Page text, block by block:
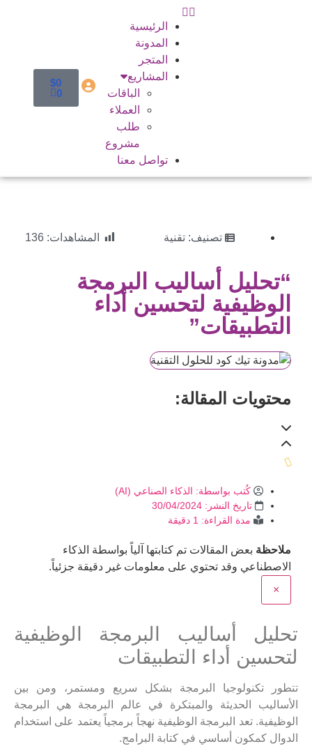
الرئيسية
المدونة
المتجر
المشاريع
الباقات
العملاء
طلب
مشروع
تواصل معنا
$0
0
تصنيف:تقنية المشاهدات: 136
“تحليل أساليب البرمجة
الوظيفية لتحسين أداء
التطبيقات”
محتويات المقالة:
كُتب بواسطة: الذكاء الصناعي (AI)
تاريخ النشر: 30/04/2024
مدة القراءة: 1 دقيقة
ملاحظة بعض المقالات تم كتابتها آلياً بواسطة الذكاء
الاصطناعي وقد تحتوي على معلومات غير دقيقة جزئياً.
×
تحليل أساليب البرمجة الوظيفية
لتحسين أداء التطبيقات
تتطور تكنولوجيا البرمجة بشكل سريع ومستمر، ومن بين
الأساليب الحديثة والمبتكرة في عالم البرمجة هي البرمجة
الوظيفية. تعد البرمجة الوظيفية نهجاً برمجياً يعتمد على استخدام
الدوال كمكون أساسي في كتابة البرامج.